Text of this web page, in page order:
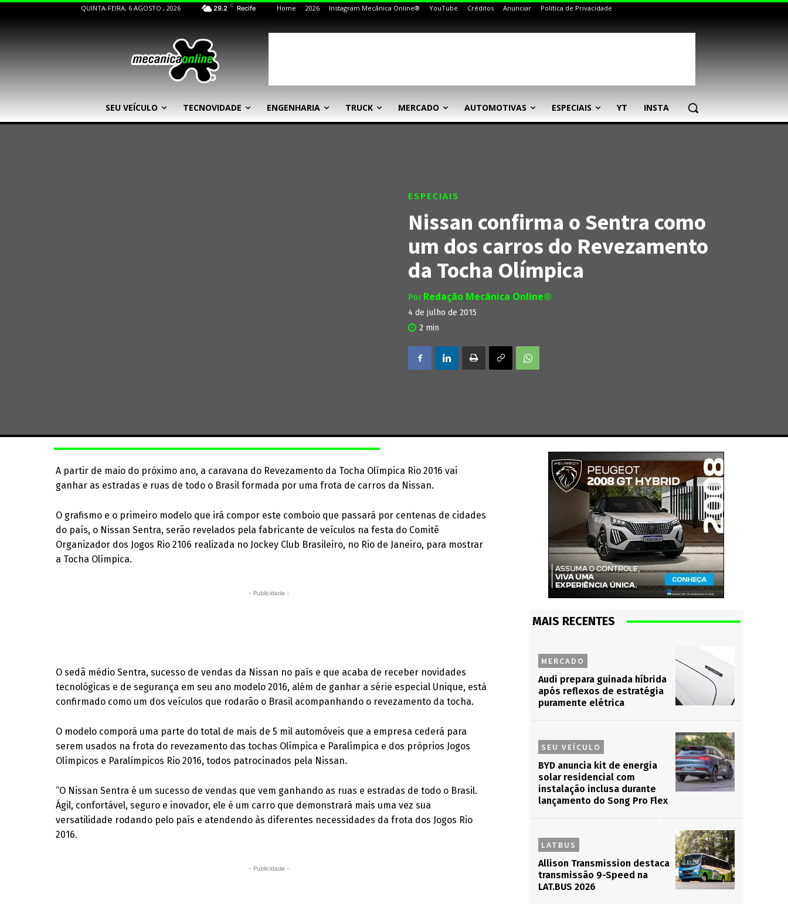
QUINTA-FEIRA, 6 AGOSTO , 2026 29.2 C Recife Home 2026 Instagram Mecânica Online® YouTube Créditos Anunciar Política de Privacidade
SEU VEÍCULO TECNOVIDADE ENGENHARIA TRUCK MERCADO AUTOMOTIVAS ESPECIAIS YT INSTA
ESPECIAIS
Nissan confirma o Sentra como
um dos carros do Revezamento
da Tocha Olímpica
Por Redação Mecânica Online®
4 de julho de 2015
2 min
A partir de maio do próximo ano, a caravana do Revezamento da Tocha Olímpica Rio 2016 vai
ganhar as estradas e ruas de todo o Brasil formada por uma frota de carros da Nissan.
O grafismo e o primeiro modelo que irá compor este comboio que passará por centenas de cidades
do país, o Nissan Sentra, serão revelados pela fabricante de veículos na festa do Comitê
Organizador dos Jogos Rio 2106 realizada no Jockey Club Brasileiro, no Rio de Janeiro, para mostrar
a Tocha Olímpica.
- Publicidade -
O sedã médio Sentra, sucesso de vendas da Nissan no país e que acaba de receber novidades
tecnológicas e de segurança em seu ano modelo 2016, além de ganhar a série especial Unique, está
confirmado como um dos veículos que rodarão o Brasil acompanhando o revezamento da tocha.
O modelo comporá uma parte do total de mais de 5 mil automóveis que a empresa cederá para
serem usados na frota do revezamento das tochas Olímpica e Paralímpica e dos próprios Jogos
Olímpicos e Paralímpicos Rio 2016, todos patrocinados pela Nissan.
“O Nissan Sentra é um sucesso de vendas que vem ganhando as ruas e estradas de todo o Brasil.
Ágil, confortável, seguro e inovador, ele é um carro que demonstrará mais uma vez sua
versatilidade rodando pelo país e atendendo às diferentes necessidades da frota dos Jogos Rio
2016.
- Publicidade -
MAIS RECENTES
MERCADO
Audi prepara guinada híbrida
após reflexos de estratégia
puramente elétrica
SEU VEÍCULO
BYD anuncia kit de energia
solar residencial com
instalação inclusa durante
lançamento do Song Pro Flex
LATBUS
Allison Transmission destaca
transmissão 9-Speed na
LAT.BUS 2026